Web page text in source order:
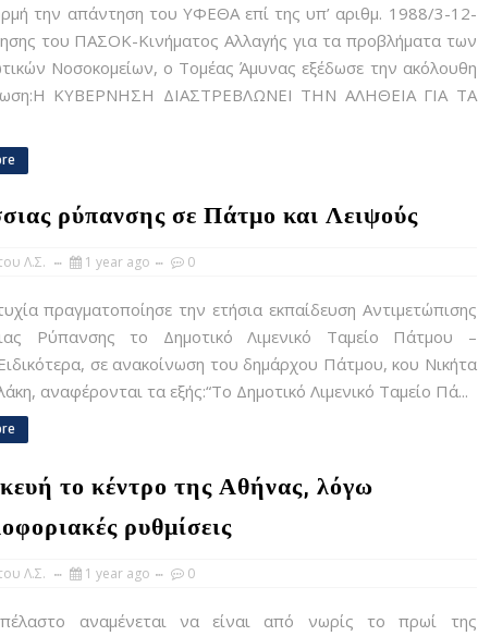
την απάντηση του ΥΦΕΘΑ επί της υπ’ αριθμ. 1988/3-12-
του ΠΑΣΟΚ-Κινήματος Αλλαγής για τα προβλήματα των
Νοσοκομείων, ο Τομέας Άμυνας εξέδωσε την ακόλουθη
ΚΥΒΕΡΝΗΣΗ ΔΙΑΣΤΡΕΒΛΩΝΕΙ ΤΗΝ ΑΛΗΘΕΙΑ ΓΙΑ ΤΑ
ρύπανσης σε Πάτμο και Λειψούς
Λ.Σ. 1 year ago 0
πραγματοποίησε την ετήσια εκπαίδευση Αντιμετώπισης
Ρύπανσης το Δημοτικό Λιμενικό Ταμείο Πάτμου –
σε ανακοίνωση του δημάρχου Πάτμου, κου Νικήτα
αναφέρονται τα εξής:“Το Δημοτικό Λιμενικό Ταμείο Πά...
το κέντρο της Αθήνας, λόγω
ρυθμίσεις
Λ.Σ. 1 year ago 0
αναμένεται να είναι από νωρίς το πρωί της